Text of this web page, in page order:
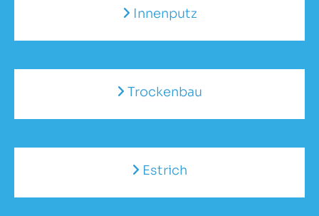
 Innenputz
 Trockenbau
 Estrich